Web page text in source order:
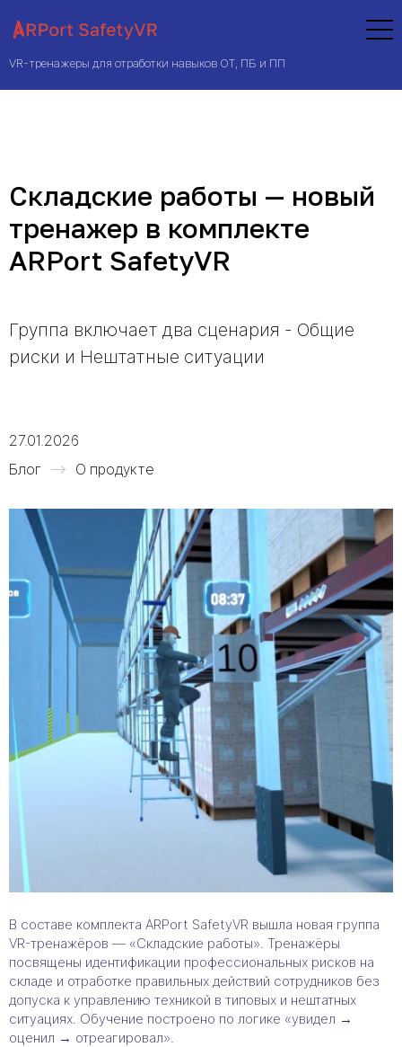
VR-тренажеры для отработки навыков ОТ, ПБ и ПП
Складские работы — новый
тренажер в комплекте
ARPort SafetyVR
Группа включает два сценария - Общие
риски и Нештатные ситуации
27.01.2026
Блог
О продукте
В составе комплекта ARPort SafetyVR вышла новая группа
VR-тренажёров — «Складские работы». Тренажёры
посвящены идентификации профессиональных рисков на
складе и отработке правильных действий сотрудников без
допуска к управлению техникой в типовых и нештатных
ситуациях. Обучение построено по логике «увидел →
оценил → отреагировал».